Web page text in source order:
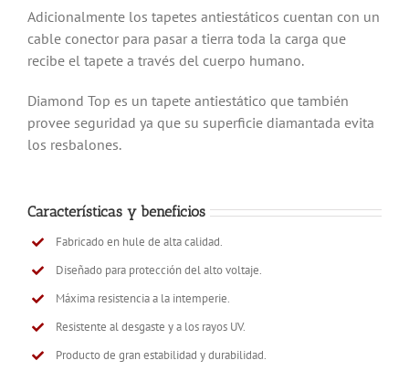
Adicionalmente los tapetes antiestáticos cuentan con un
cable conector para pasar a tierra toda la carga que
recibe el tapete a través del cuerpo humano.
Diamond Top es un tapete antiestático que también
provee seguridad ya que su superficie diamantada evita
los resbalones.
Características y beneficios
Fabricado en hule de alta calidad.
Diseñado para protección del alto voltaje.
Máxima resistencia a la intemperie.
Resistente al desgaste y a los rayos UV.
Producto de gran estabilidad y durabilidad.